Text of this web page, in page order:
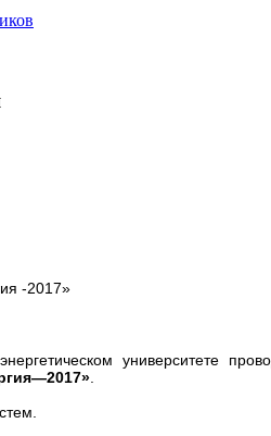
-2017»
университете